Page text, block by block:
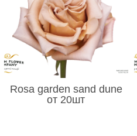
Rosa garden sand dune
от 20шт